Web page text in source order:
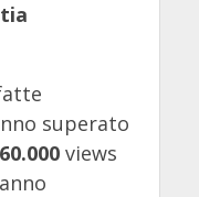
superato
views